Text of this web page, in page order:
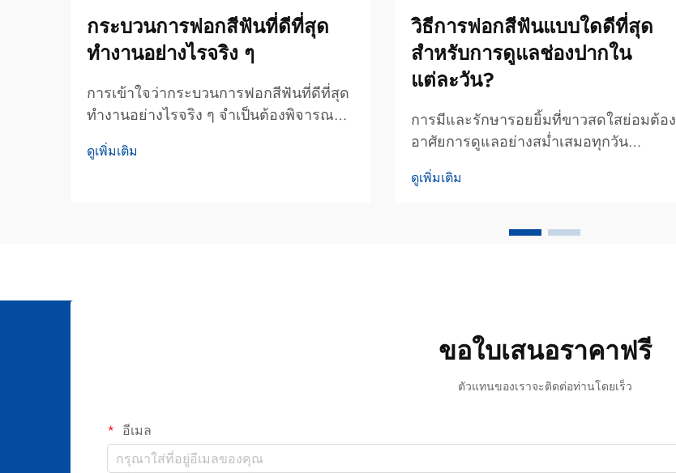
กระบวนการฟอกสีฟันที่ดีที่สุด
ทำงานอย่างไรจริง ๆ
การเข้าใจว่ากระบวนการฟอกสีฟันที่ดีที่สุด
ทำงานอย่างไรจริง ๆ จำเป็นต้องพิจารณา
ถึงกลไกทางชีวภาพ ปฏิกิริยาเคมี และองค์
ประกอบเชิงขั้นตอนที่เปลี่ยนเคลือบฟันที่มีสี
ดูเพิ่มเติม
วิธีการฟอกสีฟันแบบใดดีที่สุด
สำหรับการดูแลช่องปากใน
แต่ละวัน?
การมีและรักษารอยยิ้มที่ขาวสดใสย่อมต้อง
อาศัยการดูแลอย่างสม่ำเสมอทุกวัน
มากกว่าการพึ่งพาการรักษาโดยผู้
เชี่ยวชาญเป็นระยะๆ เพียงอย่างเดียว วิธี
ประจำวันนั้น คือการใช้ผลิตภัณฑ์ที่อ่อน
ดูเพิ่มเติม
ขอใบเสนอราคาฟรี
ตัวแทนของเราจะติดต่อท่านโดยเร็ว
อีเมล